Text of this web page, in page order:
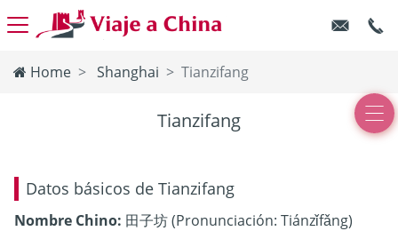
Home Shanghai Tianzifang
Tianzifang
Datos básicos de Tianzifang
Nombre Chino: 田子坊 (Pronunciación: Tiánzǐfǎng)